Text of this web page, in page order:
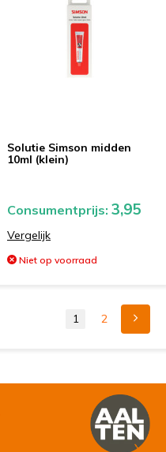
Solutie Simson midden
10ml (klein)
Consumentprijs: 3,95
Vergelijk
Niet op voorraad
1 2